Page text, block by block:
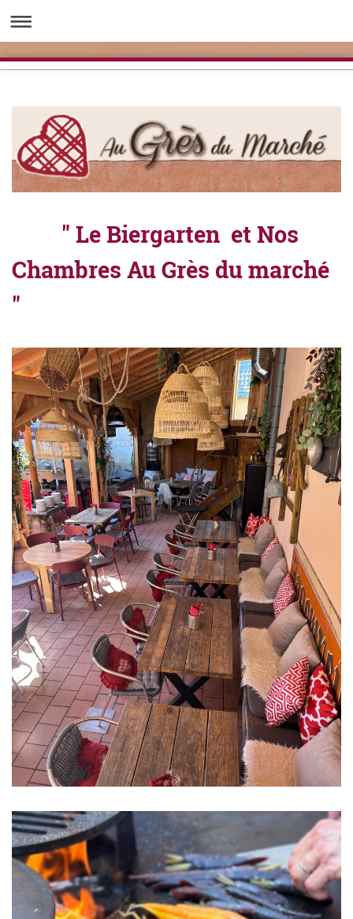
" Le Biergarten et Nos
Chambres Au Grès du marché
"